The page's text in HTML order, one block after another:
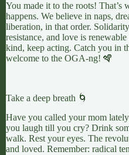
You made it to the roots! That’s
happens. We believe in naps,
liberation, in that order.
resistance, and love is
kind, keep acting. Catch you in
welcome to the OGA-ng! 🪇
Take a deep breath 🌀
Have you called your mom
you laugh till you cry? Drink
walk. Rest your eyes. The
and loved. Remember: radical